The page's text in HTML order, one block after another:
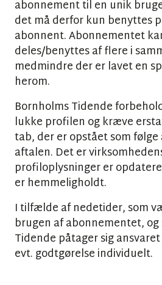
abonnement til en unik
det må derfor kun benyttes
abonnent. Abonnementet
deles/benyttes af flere i
medmindre der er lavet en
herom.
Bornholms Tidende
lukke profilen og kræve
tab, der er opstået som
aftalen. Det er
profiloplysninger er
er hemmeligholdt.
I tilfælde af nedetider, som
brugen af abonnementet,
Tidende påtager sig
evt. godtgørelse individuelt.